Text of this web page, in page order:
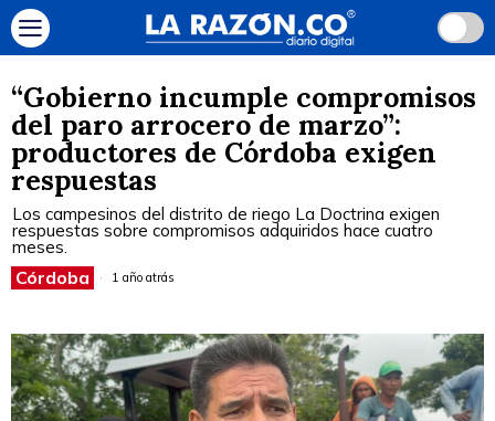
“Gobierno incumple compromisos
del paro arrocero de marzo”:
productores de Córdoba exigen
respuestas
Los campesinos del distrito de riego La Doctrina exigen
respuestas sobre compromisos adquiridos hace cuatro
meses.
Córdoba 1 año atrás